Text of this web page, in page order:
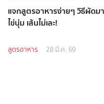
แจกสูตรอาหารง่ายๆ วิธีผัดม
ไข่นุ่ม เส้นไม่เละ!
สูตรอาหาร 28 มี.ค. 69